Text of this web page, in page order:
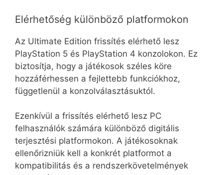
Elérhetőség különböző platformokon
Az Ultimate Edition frissítés elérhető lesz
PlayStation 5 és PlayStation 4 konzolokon. Ez
biztosítja, hogy a játékosok széles köre
hozzáférhessen a fejlettebb funkciókhoz,
függetlenül a konzolválasztásuktól.
Ezenkívül a frissítés elérhető lesz PC
felhasználók számára különböző digitális
terjesztési platformokon. A játékosoknak
ellenőrizniük kell a konkrét platformot a
kompatibilitás és a rendszerkövetelmények